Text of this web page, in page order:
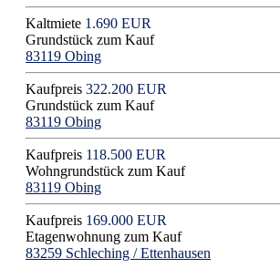
Kaltmiete 1.690 EUR
Grundstück zum Kauf
83119 Obing
Kaufpreis 322.200 EUR
Grundstück zum Kauf
83119 Obing
Kaufpreis 118.500 EUR
Wohngrundstück zum Kauf
83119 Obing
Kaufpreis 169.000 EUR
Etagenwohnung zum Kauf
83259 Schleching / Ettenhausen